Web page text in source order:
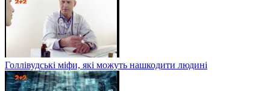
Голлівудські міфи, які можуть нашкодити людині